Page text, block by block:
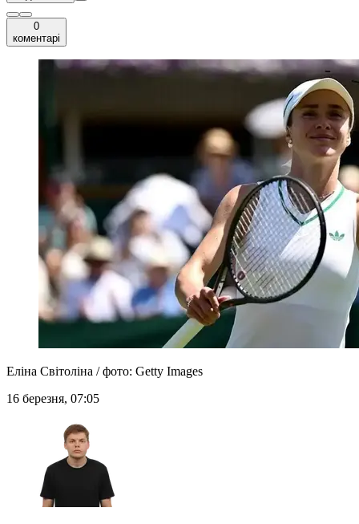
0
коментарі
Еліна Світоліна / фото: Getty Іmages
16 березня, 07:05